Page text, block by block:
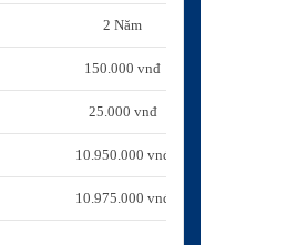
2 Năm
150.000 vnđ
25.000 vnđ
10.950.000 vnđ
10.975.000 vnđ